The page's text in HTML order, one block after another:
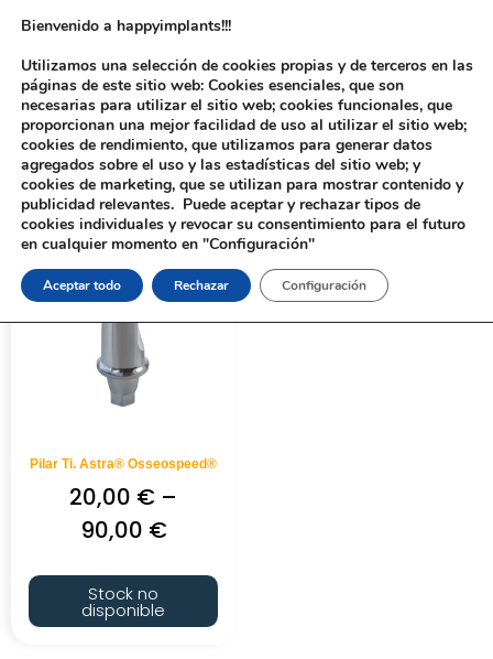
Inicio/ Productos etiquetados “436”
Pilar Ti. Astra® Osseospeed®
20,00 € –
90,00 €
Stock no
disponible
Bienvenido a happyimplants!!!
Utilizamos una selección de cookies propias y de terceros en las
páginas de este sitio web: Cookies esenciales, que son
necesarias para utilizar el sitio web; cookies funcionales, que
proporcionan una mejor facilidad de uso al utilizar el sitio web;
cookies de rendimiento, que utilizamos para generar datos
agregados sobre el uso y las estadísticas del sitio web; y
cookies de marketing, que se utilizan para mostrar contenido y
publicidad relevantes. Puede aceptar y rechazar tipos de
cookies individuales y revocar su consentimiento para el futuro
en cualquier momento en "Configuración"
Aceptar todo Rechazar Configuración